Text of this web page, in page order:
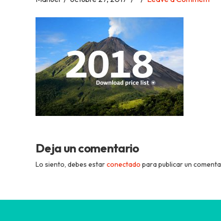
Tica
Spanish
School
Deja un comentario
Lo siento, debes estarconectado para publicar un